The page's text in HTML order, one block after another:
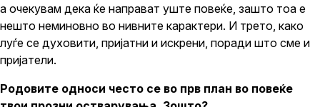
а очекувам дека ќе направат уште повеќе, зашто тоа е
нешто неминовно во нивните карактери. И трето, како
луѓе се духовити, пријатни и искрени, поради што сме и
пријатели.
Родовите односи често се во прв план во повеќе